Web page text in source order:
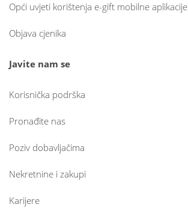
Opći uvjeti korištenja e-gift mobilne aplikacije
Objava cjenika
Javite nam se
Korisnička podrška
Pronađite nas
Poziv dobavljačima
Nekretnine i zakupi
Karijere